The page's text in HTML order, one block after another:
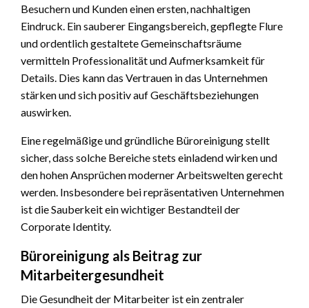
Besuchern und Kunden einen ersten, nachhaltigen
Eindruck. Ein sauberer Eingangsbereich, gepflegte Flure
und ordentlich gestaltete Gemeinschaftsräume
vermitteln Professionalität und Aufmerksamkeit für
Details. Dies kann das Vertrauen in das Unternehmen
stärken und sich positiv auf Geschäftsbeziehungen
auswirken.
Eine regelmäßige und gründliche Büroreinigung stellt
sicher, dass solche Bereiche stets einladend wirken und
den hohen Ansprüchen moderner Arbeitswelten gerecht
werden. Insbesondere bei repräsentativen Unternehmen
ist die Sauberkeit ein wichtiger Bestandteil der
Corporate Identity.
Büroreinigung als Beitrag zur
Mitarbeitergesundheit
Die Gesundheit der Mitarbeiter ist ein zentraler